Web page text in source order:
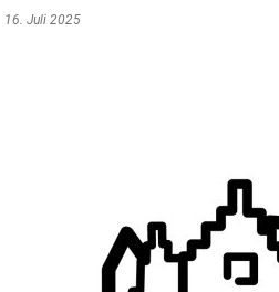
16. Juli 2025